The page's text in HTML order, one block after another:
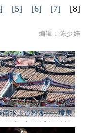
[5] [6] [7] [8]
编辑：陈少婷
南水上古村落——埭美